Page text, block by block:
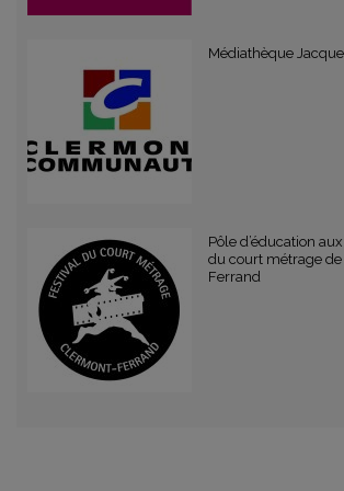
Médiathèque
Pôle d’éducation
du court métrage
Ferrand